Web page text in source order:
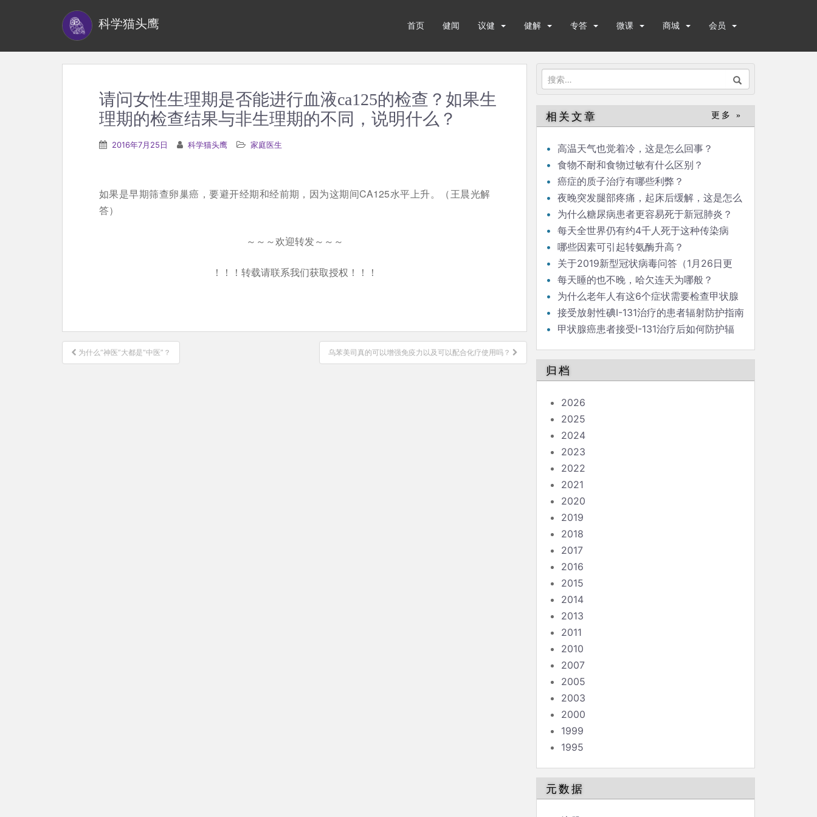
科学猫头鹰 首页 健闻 议健 健解 专答 微课 商城 会员
搜
索：
请问女性生理期是否能进行血液ca125的检查？如果生
理期的检查结果与非生理期的不同，说明什么？
2016年7月25日 科学猫头鹰 家庭医生
如果是早期筛查卵巢癌，要避开经期和经前期，因为这期间CA125水平上升。（王晨光解
答）
～～～欢迎转发～～～
！！！转载请联系我们获取授权！！！
文
章
为什么“神医”大都是“中医”？ 乌苯美司真的可以增强免疫力以及可以配合化疗使用吗？
相关文章 更多 »
高温天气也觉着冷，这是怎么回事？
食物不耐和食物过敏有什么区别？
癌症的质子治疗有哪些利弊？
夜晚突发腿部疼痛，起床后缓解，这是怎么
回事？
为什么糖尿病患者更容易死于新冠肺炎？
每天全世界仍有约4千人死于这种传染病
哪些因素可引起转氨酶升高？
关于2019新型冠状病毒问答（1月26日更
新）每天睡的也不晚，哈欠连天为哪般？
为什么老年人有这6个症状需要检查甲状腺
功能?接受放射性碘I-131治疗的患者辐射防护指南
（问答版）
甲状腺癌患者接受I-131治疗后如何防护辐
归档
2026
2025
2024
2023
2022
2021
2020
2019
2018
2017
2016
2015
2014
2013
2011
2010
2007
2005
2003
2000
1999
1995
元数据